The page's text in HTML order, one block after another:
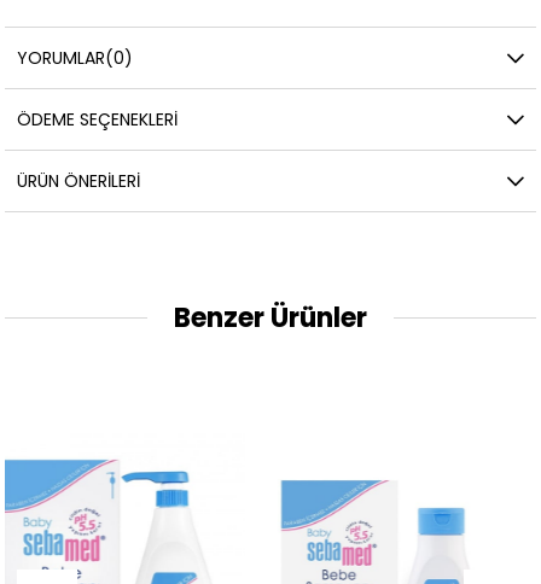
YORUMLAR(0)
ÖDEME SEÇENEKLERI
ÜRÜN ÖNERILERI
Benzer Ürünler